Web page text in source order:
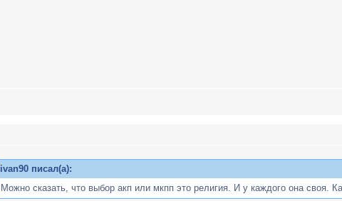
ivan90 писал(а):
Можно сказать, что выбор акп или мкпп это религия. И у каждого она своя.